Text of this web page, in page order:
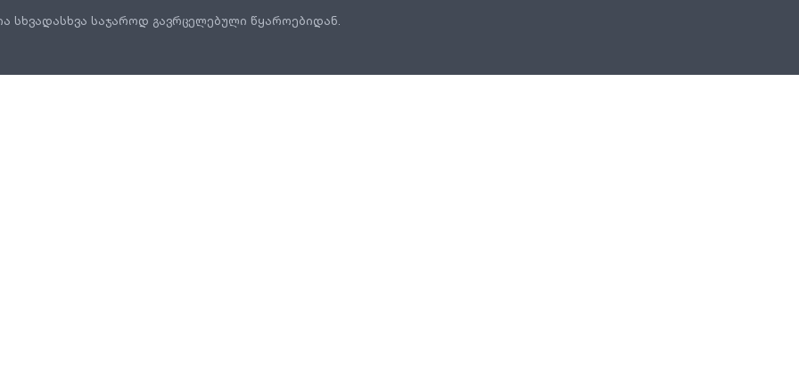
სხვადასხვა საჯაროდ გავრცელებული წყაროებიდან.